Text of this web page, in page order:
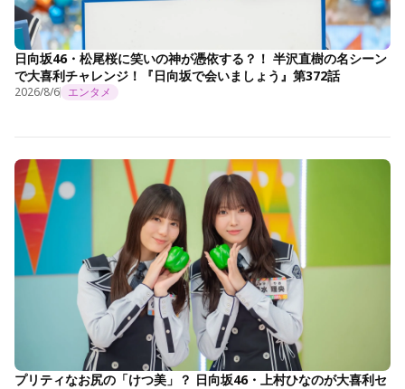
日向坂46・松尾桜に笑いの神が憑依する？！ 半沢直樹の名シーン
で大喜利チャレンジ！『日向坂で会いましょう』第372話
2026/8/6 エンタメ
プリティなお尻の「けつ美」？ 日向坂46・上村ひなのが大喜利セ